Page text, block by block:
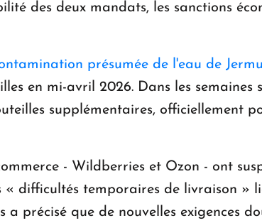
des deux mandats, les sanctions
présumée de l'eau de
en mi-avril 2026. Dans les semaines
supplémentaires, officiellement
- Wildberries et Ozon - ont
difficultés temporaires de livraison »
précisé que de nouvelles exigences